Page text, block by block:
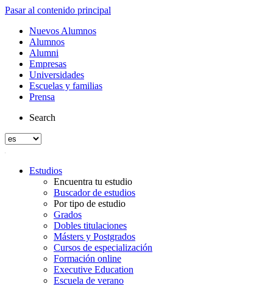
Pasar al contenido principal
Nuevos Alumnos
Alumnos
Alumni
Empresas
Universidades
Escuelas y familias
Prensa
Search
Estudios
Encuentra tu estudio
Buscador de estudios
Por tipo de estudio
Grados
Dobles titulaciones
Másters y Postgrados
Cursos de especialización
Formación online
Executive Education
Escuela de verano